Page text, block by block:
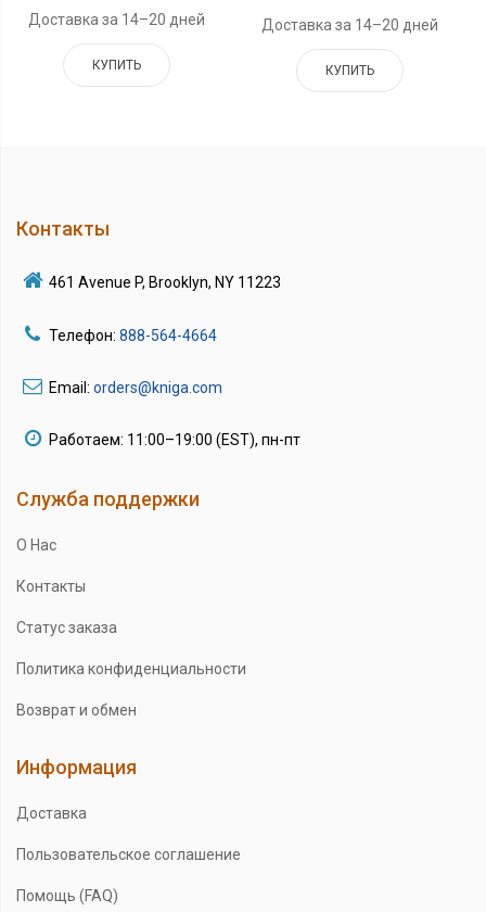
Доставка за 14–20 дней
КУПИТЬ
Доставка за 14–20 дней
КУПИТЬ
Контакты
461 Avenue P, Brooklyn, NY 11223
Телефон: 888-564-4664
Email: orders@kniga.com
Работаем: 11:00–19:00 (EST), пн-пт
Служба поддержки
О Нас
Контакты
Статус заказа
Политика конфиденциальности
Возврат и обмен
Информация
Доставка
Пользовательское соглашение
Помощь (FAQ)